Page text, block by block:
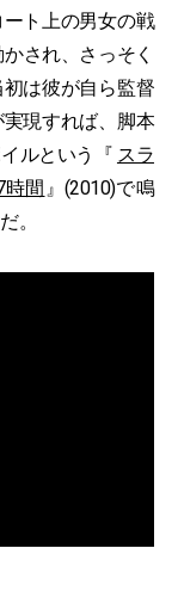
ト上の男女の戦
され、さっそく
は彼が自ら監督
現すれば、脚本
ルという『 スラ
時間 』(2010)で鳴
。